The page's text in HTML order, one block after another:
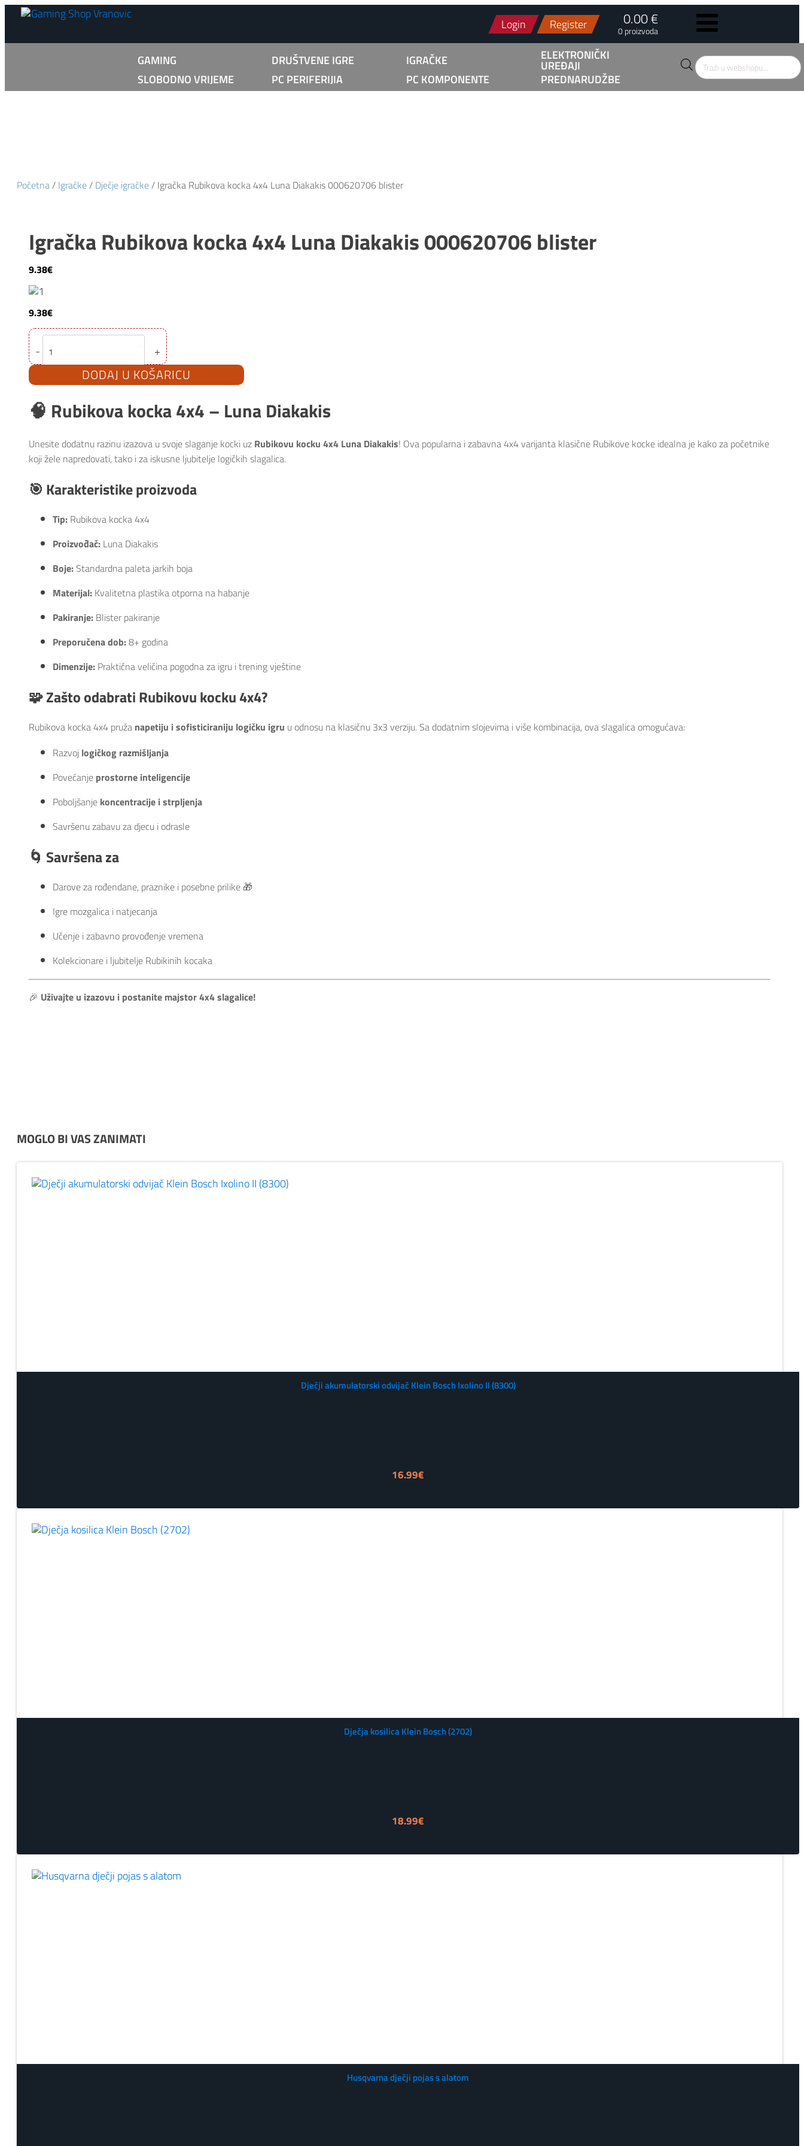
Login Register 0.00 €
0 proizvoda
GAMING DRUŠTVENE IGRE IGRAČKE ELEKTRONIČKI
UREĐAJI
SLOBODNO VRIJEME
PC PERIFERIJIA PC KOMPONENTE PREDNARUDŽBE
Products
search
Početna/ Igračke/ Dječje igračke/ Igračka Rubikova kocka 4x4 Luna Diakakis 000620706 blister
Igračka Rubikova kocka 4x4 Luna Diakakis 000620706 blister
9.38€
9.38€
- Rubikova
4x4
Diakakis
blister
količina
+
DODAJ U KOŠARICU
🧠 Rubikova kocka 4x4 – Luna Diakakis
Unesite dodatnu razinu izazova u svoje slaganje kocki uz Rubikovu kocku 4x4 Luna Diakakis! Ova popularna i zabavna 4x4 varijanta klasične Rubikove kocke idealna je kako za početnike
koji žele napredovati, tako i za iskusne ljubitelje logičkih slagalica.
🎯 Karakteristike proizvoda
Tip: Rubikova kocka 4x4
Proizvođač: Luna Diakakis
Boje: Standardna paleta jarkih boja
Materijal: Kvalitetna plastika otporna na habanje
Pakiranje: Blister pakiranje
Preporučena dob:8+ godina
Dimenzije: Praktična veličina pogodna za igru i trening vještine
🧩Zašto odabrati Rubikovu kocku 4x4?
Rubikova kocka 4x4 pruža napetiju i sofisticiraniju logičku igru u odnosu na klasičnu 3x3 verziju. Sa dodatnim slojevima i više kombinacija, ova slagalica omogućava:
Razvoj logičkog razmišljanja
Povećanje prostorne inteligencije
Poboljšanje koncentracije i strpljenja
Savršenu zabavu za djecu i odrasle
🌀 Savršena za
Darove za rođendane, praznike i posebne prilike 🎁
Igre mozgalica i natjecanja
Učenje i zabavno provođenje vremena
Kolekcionare i ljubitelje Rubikinih kocaka
🎉 Uživajte u izazovu i postanite majstor 4x4 slagalice!
MOGLO BI VAS ZANIMATI
Dječji akumulatorski odvijač Klein Bosch Ixolino II (8300)
16.99€
Dječja kosilica Klein Bosch (2702)
18.99€
Husqvarna dječji pojas s alatom